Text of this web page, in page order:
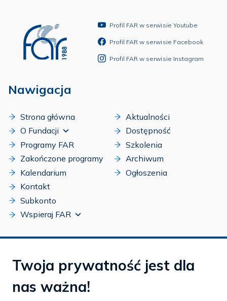
Profil FAR w serwisie Youtube
Profil FAR w serwisie Facebook
Profil FAR w serwisie Instagram
Nawigacja
Strona główna
O Fundacji
Programy FAR
Zakończone programy
Kalendarium
Kontakt
Subkonto
Wspieraj FAR
Aktualności
Dostępność
Szkolenia
Archiwum
Ogłoszenia
Fundacja Aktywnej Rehabilitacji „FAR”
ul. Ludwika Idzikowskiego 16
Twoja prywatność jest dla
nas ważna!